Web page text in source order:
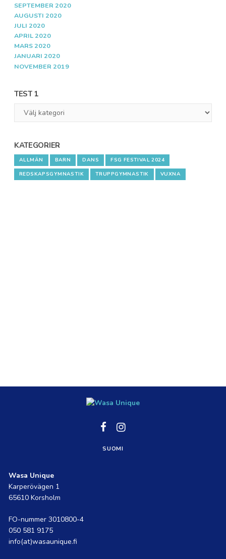
SEPTEMBER 2020
AUGUSTI 2020
JULI 2020
APRIL 2020
MARS 2020
JANUARI 2020
NOVEMBER 2019
TEST 1
KATEGORIER
ALLMÄN BARN DANS
FSG FESTIVAL 2024
REDSKAPSGYMNASTIK
TRUPPGYMNASTIK VUXNA
Social
link
Social
SUOMI
Wasa Unique
Karperövägen 1
65610 Korsholm
FO-nummer 3010800-4
050 581 9175
info(at)wasaunique.fi